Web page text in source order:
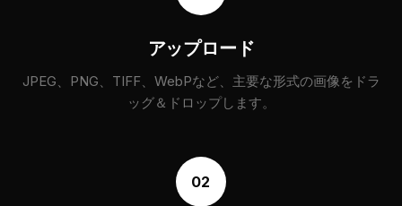
アップロード
JPEG、PNG、TIFF、WebPなど、主要な形式の画像をドラ
ッグ＆ドロップします。
02